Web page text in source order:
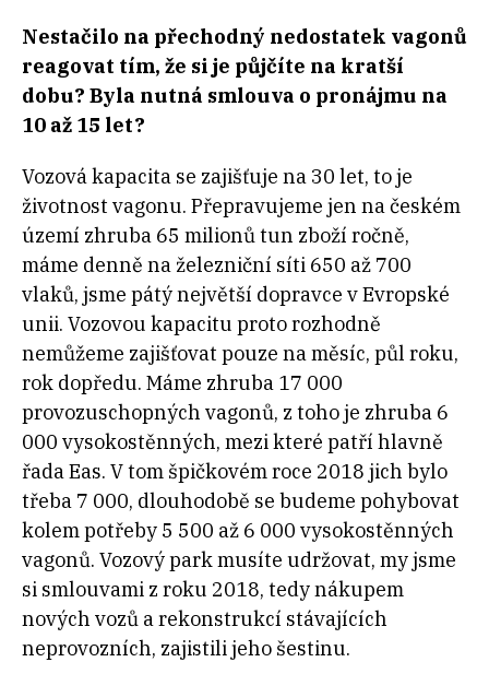
Nestačilo na přechodný nedostatek vagonů
reagovat tím, že si je půjčíte na kratší
dobu? Byla nutná smlouva o pronájmu na
10 až 15 let?
Vozová kapacita se zajišťuje na 30 let, to je
životnost vagonu. Přepravujeme jen na českém
území zhruba 65 milionů tun zboží ročně,
máme denně na železniční síti 650 až 700
vlaků, jsme pátý největší dopravce v Evropské
unii. Vozovou kapacitu proto rozhodně
nemůžeme zajišťovat pouze na měsíc, půl roku,
rok dopředu. Máme zhruba 17 000
provozuschopných vagonů, z toho je zhruba 6
000 vysokostěnných, mezi které patří hlavně
řada Eas. V tom špičkovém roce 2018 jich bylo
třeba 7 000, dlouhodobě se budeme pohybovat
kolem potřeby 5 500 až 6 000 vysokostěnných
vagonů. Vozový park musíte udržovat, my jsme
si smlouvami z roku 2018, tedy nákupem
nových vozů a rekonstrukcí stávajících
neprovozních, zajistili jeho šestinu.